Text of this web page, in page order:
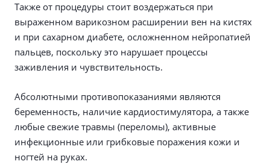
Также от процедуры стоит воздержаться при
выраженном варикозном расширении вен на кистях
и при сахарном диабете, осложненном нейропатией
пальцев, поскольку это нарушает процессы
заживления и чувствительность.
Абсолютными противопоказаниями являются
беременность, наличие кардиостимулятора, а также
любые свежие травмы (переломы), активные
инфекционные или грибковые поражения кожи и
ногтей на руках.